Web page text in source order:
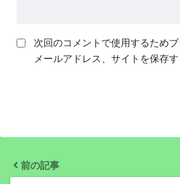
次回のコメントで使用するためブ
メールアドレス、サイトを保存す
前の記事